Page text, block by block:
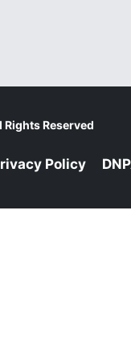
Rights Reserved
Policy